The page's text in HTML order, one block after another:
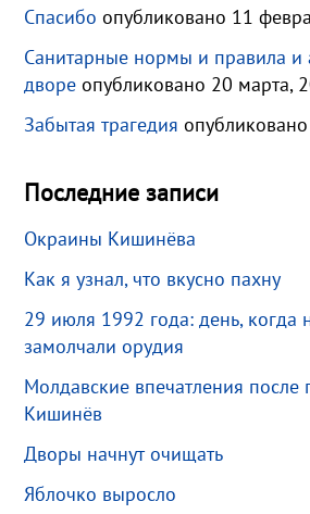
Спасибо опубликовано 11
Санитарные нормы и правила и
дворе опубликовано 20 марта,
Забытая трагедия
Последние записи
Окраины Кишинёва
Как я узнал, что вкусно пахну
29 июля 1992 года: день, когда
замолчали орудия
Молдавские впечатления после
Кишинёв
Дворы начнут очищать
Яблочко выросло